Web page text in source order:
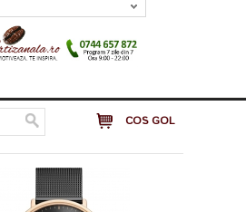
COS GOL